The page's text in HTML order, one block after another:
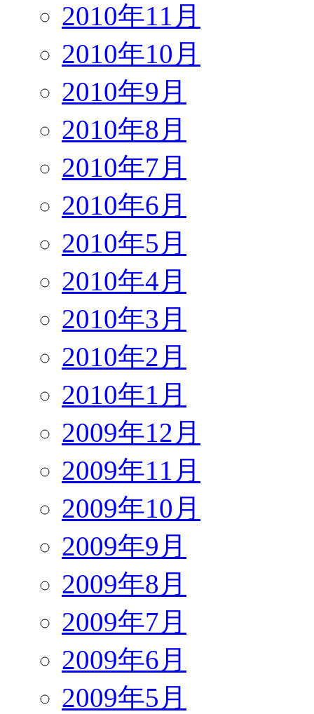
2010年11月
2010年10月
2010年9月
2010年8月
2010年7月
2010年6月
2010年5月
2010年4月
2010年3月
2010年2月
2010年1月
2009年12月
2009年11月
2009年10月
2009年9月
2009年8月
2009年7月
2009年6月
2009年5月